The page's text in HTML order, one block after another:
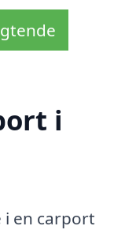
i
i en carport